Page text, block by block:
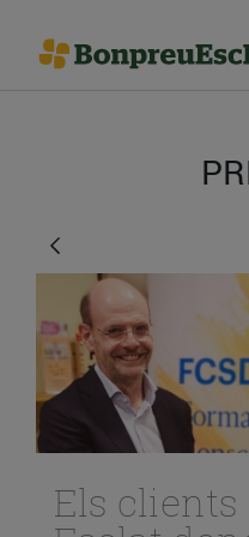
Els clients